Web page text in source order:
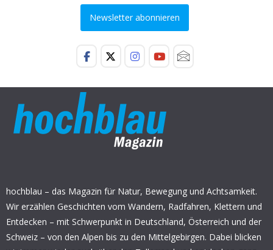
Newsletter abonnieren
hochblau – das Magazin für Natur, Bewegung und Achtsamkeit.
Wir erzählen Geschichten vom Wandern, Radfahren, Klettern und
Entdecken – mit Schwerpunkt in Deutschland, Österreich und der
Schweiz – von den Alpen bis zu den Mittelgebirgen. Dabei blicken